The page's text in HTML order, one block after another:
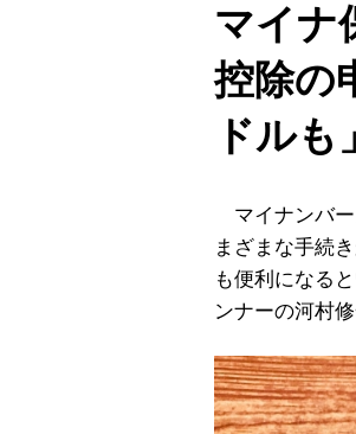
マイナ
控除の
ドル
マイナンバー
まざまな手続
も便利になる
ンナーの河村